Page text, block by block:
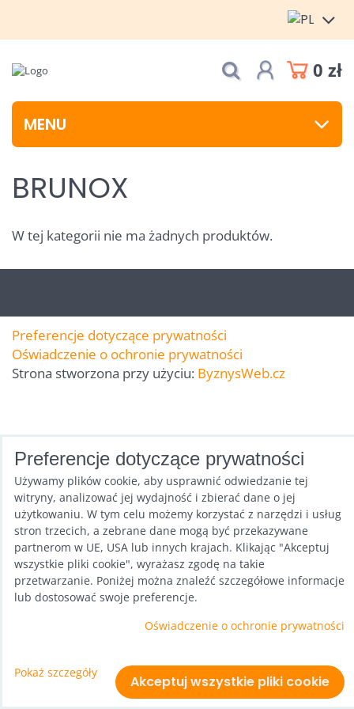
0 zł
MENU
BRUNOX
W tej kategorii nie ma żadnych produktów.
Preferencje dotyczące prywatności
Oświadczenie o ochronie prywatności
Strona stworzona przy użyciu: ByznysWeb.cz
Preferencje dotyczące prywatności
Używamy plików cookie, aby usprawnić odwiedzanie tej
witryny, analizować jej wydajność i zbierać dane o jej
użytkowaniu. W tym celu możemy korzystać z narzędzi i usług
stron trzecich, a zebrane dane mogą być przekazywane
partnerom w UE, USA lub innych krajach. Klikając "Akceptuj
wszystkie pliki cookie", wyrażasz zgodę na takie
przetwarzanie. Poniżej można znaleźć szczegółowe informacje
lub dostosować swoje preferencje.
Oświadczenie o ochronie prywatności
Pokaż szczegóły
Akceptuj wszystkie pliki cookie